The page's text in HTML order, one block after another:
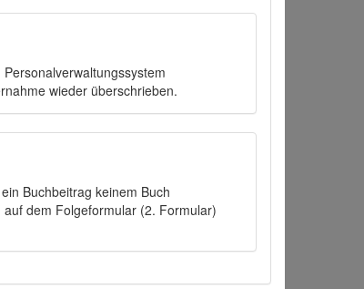
wieder überschrieben.
Buchbeitrag keinem Buch
dem Folgeformular (2. Formular)